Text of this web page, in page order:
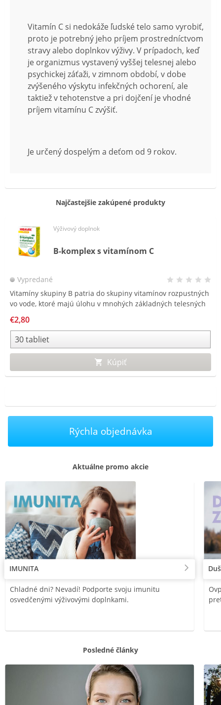
Vitamín C si nedokáže ľudské telo samo vyrobiť,
proto je potrebný jeho príjem prostredníctvom
stravy alebo doplnkov výživy. V prípadoch, keď
je organizmus vystavený vyššej telesnej alebo
psychickej záťaži, v zimnom období, v dobe
zvýšeného výskytu infekčných ochorení, ale
taktiež v tehotenstve a pri dojčení je vhodné
príjem vitamínu C zvýšiť.
Je určený dospelým a deťom od 9 rokov.
Najčastejšie zakúpené produkty
Výživový doplnok
B-komplex s vitamínom C
Vypredané
Vitamíny skupiny B patria do skupiny vitamínov rozpustných
vo vode, ktoré majú úlohu v mnohých základných telesných
pri varení alebo spracovaní potravín.
€2,80
Kúpiť
Rýchla objednávka
Aktuálne promo akcie
IMUNITA
Chladné dni? Nevadí! Podporte svoju imunitu
osvedčenými výživovými doplnkami.
Posledné články